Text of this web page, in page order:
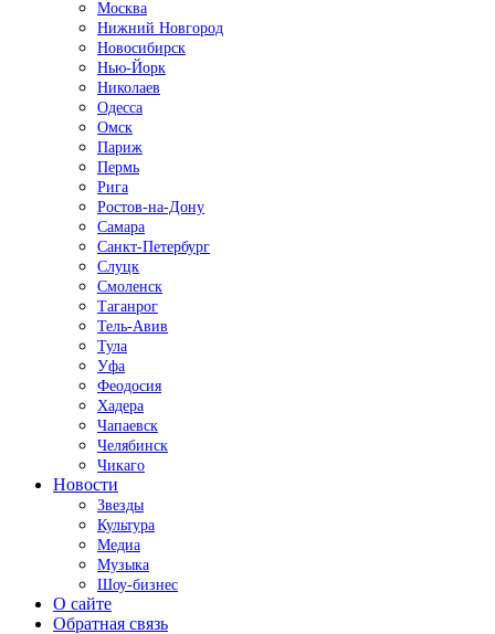
Москва
Нижний Новгород
Новосибирск
Нью-Йорк
Николаев
Одесса
Омск
Париж
Пермь
Рига
Ростов-на-Дону
Самара
Санкт-Петербург
Слуцк
Смоленск
Таганрог
Тель-Авив
Тула
Уфа
Феодосия
Хадера
Чапаевск
Челябинск
Чикаго
Новости
Звезды
Культура
Медиа
Музыка
Шоу-бизнес
О сайте
Обратная связь